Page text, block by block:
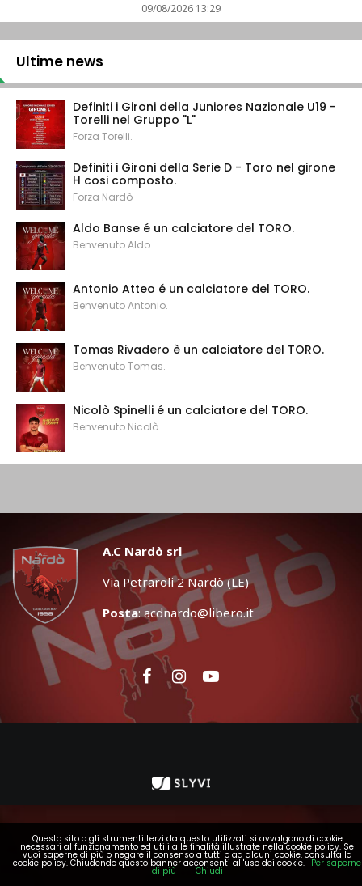
09/08/2026 13:29
Ultime news
Definiti i Gironi della Juniores Nazionale U19 -
Torelli nel Gruppo "L"
Forza Torelli.
Definiti i Gironi della Serie D - Toro nel girone
H cosi composto.
Forza Nardò
Aldo Banse é un calciatore del TORO.
Benvenuto Aldo.
Antonio Atteo é un calciatore del TORO.
Benvenuto Antonio.
Tomas Rivadero è un calciatore del TORO.
Benvenuto Tomas.
Nicolò Spinelli é un calciatore del TORO.
Benvenuto Nicolò.
A.C Nardò srl
Via Petraroli 2 Nardò (LE)
Posta:acdnardo@libero.it
Questo sito o gli strumenti terzi da questo utilizzati si avvalgono di cookie
necessari al funzionamento ed utili alle finalità illustrate nella cookie policy. Se
vuoi saperne di più o negare il consenso a tutti o ad alcuni cookie, consulta la
cookie policy. Chiudendo questo banner acconsenti all'uso dei cookie. Per saperne
di più Chiudi